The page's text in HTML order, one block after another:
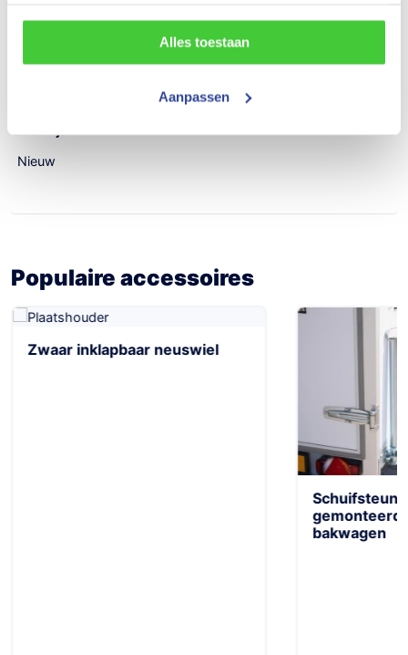
Alles toestaan
Aanpassen
Aantal assen
Nieuw
Populaire accessoires
Zwaar inklapbaar neuswiel
gemonteerd
bakwagen